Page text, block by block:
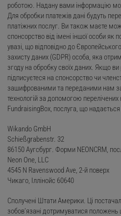
роботою. Надану вами інформацію
Для обробки платежів дані будуть
платіжних послуг. Ви також маєте
спонсорство від імені іншої особи як
увазі, що відповідно до
захисту даних (GDPR) особа, яка
згоду на обробку своїх даних. Якщо
підписуєтеся на спонсорство чи
зашифрованими та переданими нам
технологій за допомогою
FundraisingBox, послуга, що надається
Wikando GmbH
Schießgrabenstr. 32
86150 Аугсбург. Форми NEONCRM,
Neon One, LLC
4545 N Ravenswood Ave, 2-й поверх
Чикаго, Іллінойс 60640
Сполучені Штати Америки. Ці
зобов’язані дотримуватися